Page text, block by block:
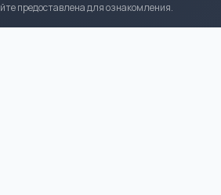
предоставлена для ознакомления.